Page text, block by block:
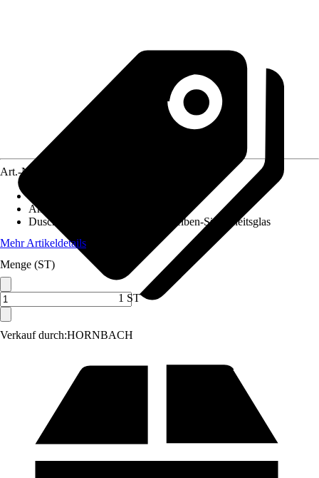
Verkauf durch:HORNBACH
Art.-Nr.
Anschlagrichtung
Duschkabinenglas
4 mm Einscheiben-Sicherheitsglas
Mehr Artikeldetails
Menge (ST)
1 ST